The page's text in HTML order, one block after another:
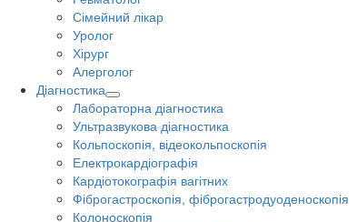
Сімейний лікар
Уролог
Хірург
Алерголог
Діагностика
Лабораторна діагностика
Ультразвукова діагностика
Кольпоскопія, відеокольпоскопія
Електрокардіографія
Кардіотокографія вагітних
Фіброгастроскопія, фіброгастродуоденоскопія
Колоноскопія